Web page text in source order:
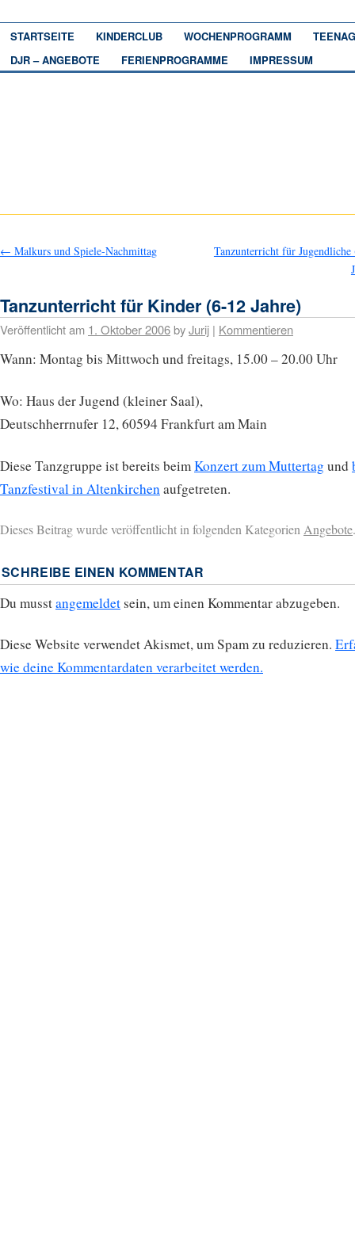
STARTSEITE KINDERCLUB WOCHENPROGRAMM
DJR – ANGEBOTE
FERIENPROGRAMME IMPRESSUM
← Malkurs und Spiele-Nachmittag
Tanzunterricht für Jugendliche
Tanzunterricht für Kinder (6-12 Jahre)
Veröffentlicht am 1. Oktober 2006byJurij | Kommentieren
Wann: Montag bis Mittwoch und freitags, 15.00 – 20.00 Uhr
Wo: Haus der Jugend (kleiner Saal),
Deutschherrnufer 12, 60594 Frankfurt am Main
Diese Tanzgruppe ist bereits beimKonzert zum Muttertag und
Tanzfestival in Altenkirchenaufgetreten.
Dieses Beitrag wurde veröffentlicht in folgenden KategorienAngebote.
SCHREIBE EINEN KOMMENTAR
Du musstangemeldet sein, um einen Kommentar abzugeben.
Diese Website verwendet Akismet, um Spam zu reduzieren.
wie deine Kommentardaten verarbeitet werden.